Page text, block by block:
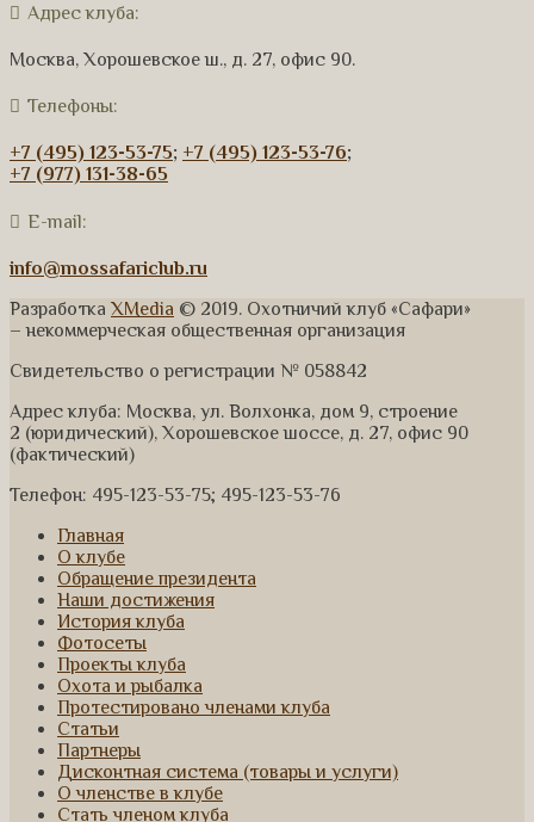
Адрес клуба:
Москва, Хорошевское ш., д. 27, офис 90.
Телефоны:
+7 (495) 123-53-75; +7 (495) 123-53-76;
+7 (977) 131-38-65
E-mail:
info@mossafariclub.ru
Разработка XMedia © 2019. Охотничий клуб «Сафари»
– некоммерческая общественная организация
Свидетельство о регистрации № 058842
Адрес клуба: Москва, ул. Волхонка, дом 9, строение
2 (юридический), Хорошевское шоссе, д. 27, офис 90
(фактический)
Телефон: 495-123-53-75; 495-123-53-76
Главная
О клубе
Обращение президента
Наши достижения
История клуба
Фотосеты
Проекты клуба
Охота и рыбалка
Протестировано членами клуба
Статьи
Партнеры
Дисконтная система (товары и услуги)
О членстве в клубе
Стать членом клуба